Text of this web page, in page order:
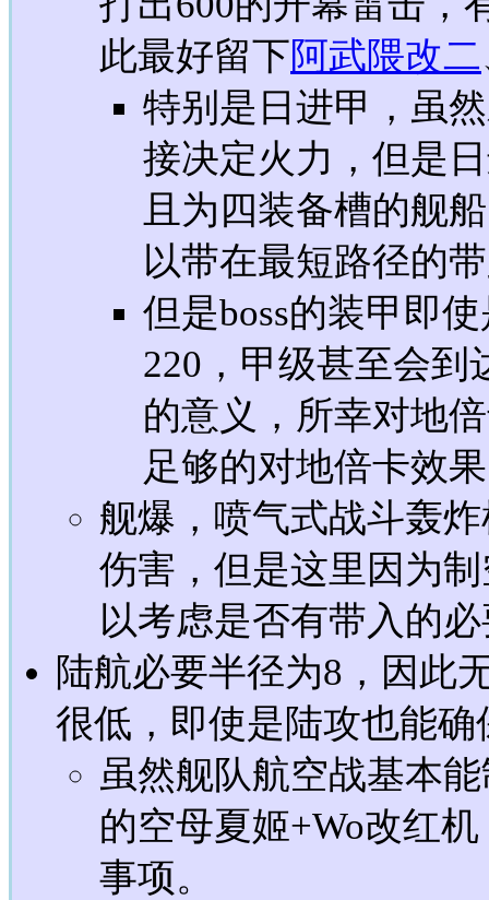
此最好留下阿武隈改二
特别是日进甲，虽
接决定火力，但是
且为四装备槽的舰
以带在最短路径的
但是boss的装甲即
220，甲级甚至会到
的意义，所幸对地
足够的对地倍卡效
舰爆，喷气式战斗轰
伤害，但是这里因为
以考虑是否有带入的
陆航必要半径为8，因此
很低，即使是陆攻也能确
虽然舰队航空战基本
的空母夏姬+Wo改红
事项。